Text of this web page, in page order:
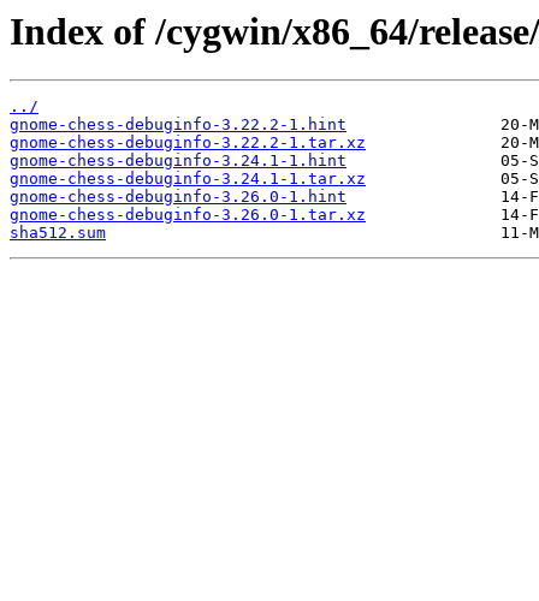
Index of /cygwin/x86_64/
../
gnome-chess-debuginfo-3.22.2-1.hint
gnome-chess-debuginfo-3.22.2-1.tar.xz
gnome-chess-debuginfo-3.24.1-1.hint
gnome-chess-debuginfo-3.24.1-1.tar.xz
gnome-chess-debuginfo-3.26.0-1.hint
gnome-chess-debuginfo-3.26.0-1.tar.xz
sha512.sum